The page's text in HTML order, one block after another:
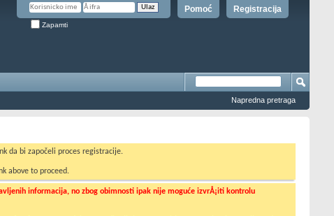
Registracija
Pomoć
Zapamti
Napredna pretraga
da bi započeli proces registracije.
above to proceed.
informacija, no zbog obimnosti ipak nije moguće izvrÅ¡iti kontrolu